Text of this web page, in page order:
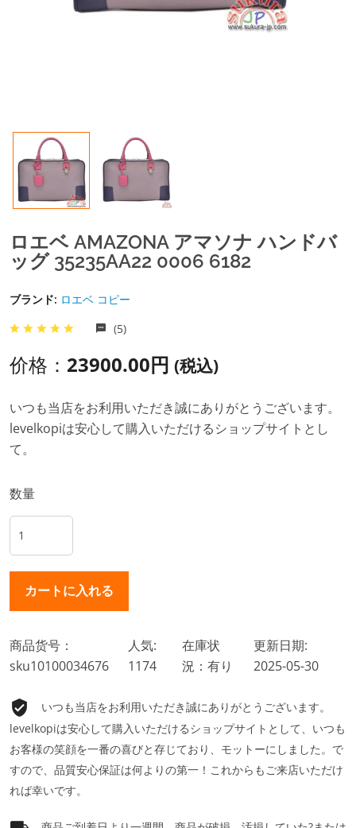
ロエベ AMAZONA アマソナ ハンドバ
ッグ 35235AA22 0006 6182
ブランド: ロエベ コピー
(5)
价格： 23900.00円 (税込)
いつも当店をお利用いただき誠にありがとうございます。
levelkopiは安心して購入いただけるショップサイトとし
て。
数量
商品货号：
sku10100034676
人気:
1174
在庫状
況：有り
更新日期:
2025-05-30
いつも当店をお利用いただき誠にありがとうございます。
levelkopiは安心して購入いただけるショップサイトとして、いつも
お客様の笑顔を一番の喜びと存じており、モットーにしました。で
すので、品質安心保証は何よりの第一！これからもご来店いただけ
れば幸いです。